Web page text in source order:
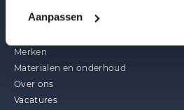
Aanpassen
Ontdek ook
Merken
Materialen en onderhoud
Over ons
Vacatures